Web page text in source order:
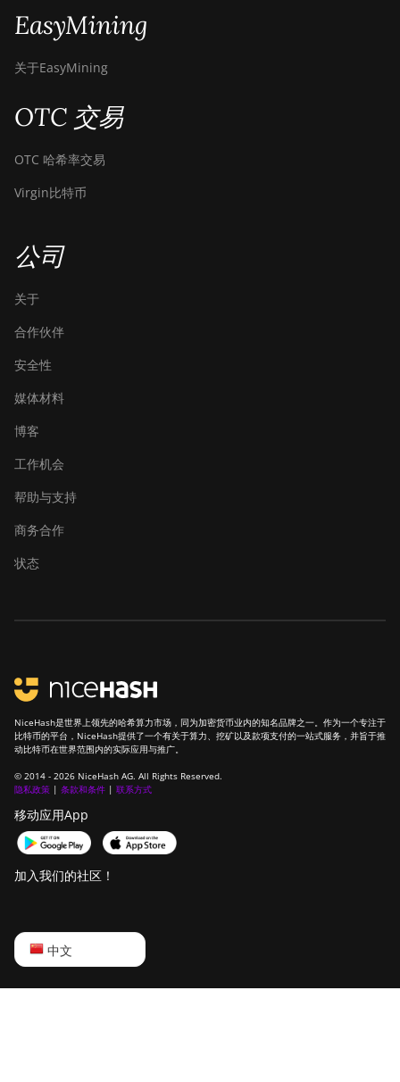
EasyMining
关于EasyMining
OTC 交易
OTC 哈希率交易
Virgin比特币
公司
关于
合作伙伴
安全性
媒体材料
博客
工作机会
帮助与支持
商务合作
状态
NiceHash是世界上领先的哈希算力市场，同为加密货币业内的知名品牌之一。作为一个专注于
比特币的平台，NiceHash提供了一个有关于算力、挖矿以及款项支付的一站式服务，并旨于推
动比特币在世界范围内的实际应用与推广。
© 2014 - 2026 NiceHash AG. All Rights Reserved.
隐私政策 | 条款和条件 | 联系方式
移动应用App
加入我们的社区！
中文
English